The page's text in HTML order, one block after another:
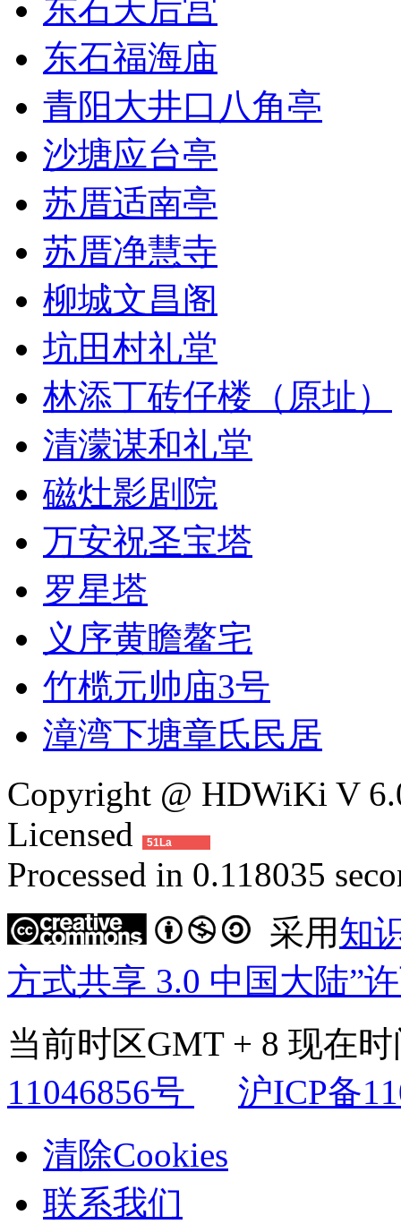
东石天后宫
东石福海庙
青阳大井口八角亭
沙塘应台亭
苏厝适南亭
苏厝净慧寺
柳城文昌阁
坑田村礼堂
林添丁砖仔楼（原址）
清濛谋和礼堂
磁灶影剧院
万安祝圣宝塔
罗星塔
义序黄瞻鳌宅
竹榄元帅庙3号
漳湾下塘章氏民居
Copyright @ HDWiKi V
Licensed
51La
Processed in 0.118035
采用知
方式共享 3.0 中国大陆”
当前时区GMT + 8 现在
11046856号
沪ICP备
清除Cookies
联系我们